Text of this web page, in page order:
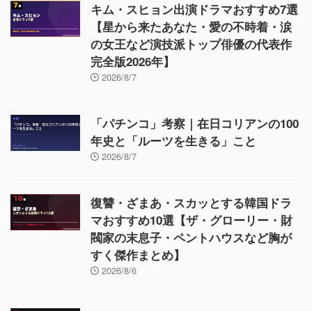
キム・スヒョン出演ドラマおすすめ7選
【星から来たあなた・愛の不時着・涙
の女王など演技派トップ俳優の代表作
完全版2026年】
2026/8/7
「パチンコ」考察｜在日コリアンの100
年史と「ルーツを生きる」こと
2026/8/7
復讐・ざまあ・スカッとする韓国ドラ
マおすすめ10選【ザ・グローリー・財
閥家の末息子・ペントハウスなど胸が
すく傑作まとめ】
2026/8/6